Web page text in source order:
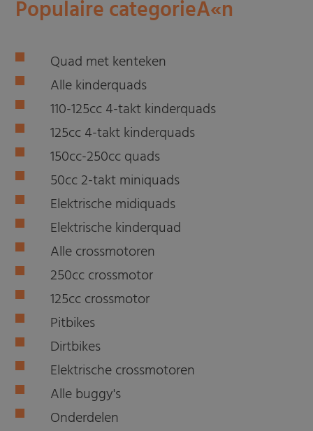
Populaire categorieÃ«n
Quad met kenteken
Alle kinderquads
110-125cc 4-takt kinderquads
125cc 4-takt kinderquads
150cc-250cc quads
50cc 2-takt miniquads
Elektrische midiquads
Elektrische kinderquad
Alle crossmotoren
250cc crossmotor
125cc crossmotor
Pitbikes
Dirtbikes
Elektrische crossmotoren
Alle buggy's
Onderdelen